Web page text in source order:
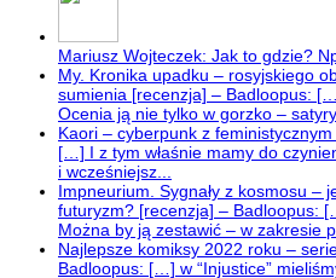
Mariusz Wojteczek: Jak to gdzie?
My. Kronika upadku – rosyjskiego
sumienia [recenzja] – Badloopus:
Ocenia ją nie tylko w gorzko –
Kaori – cyberpunk z
[…] I z tym właśnie mamy do
i wcześniejsz...
Impneurium. Sygnały z kosmosu –
futuryzm? [recenzja] – Badloopus:
Można by ją zestawić – w zakresie
Najlepsze komiksy 2022 roku –
Badloopus: […] w “Injustice”